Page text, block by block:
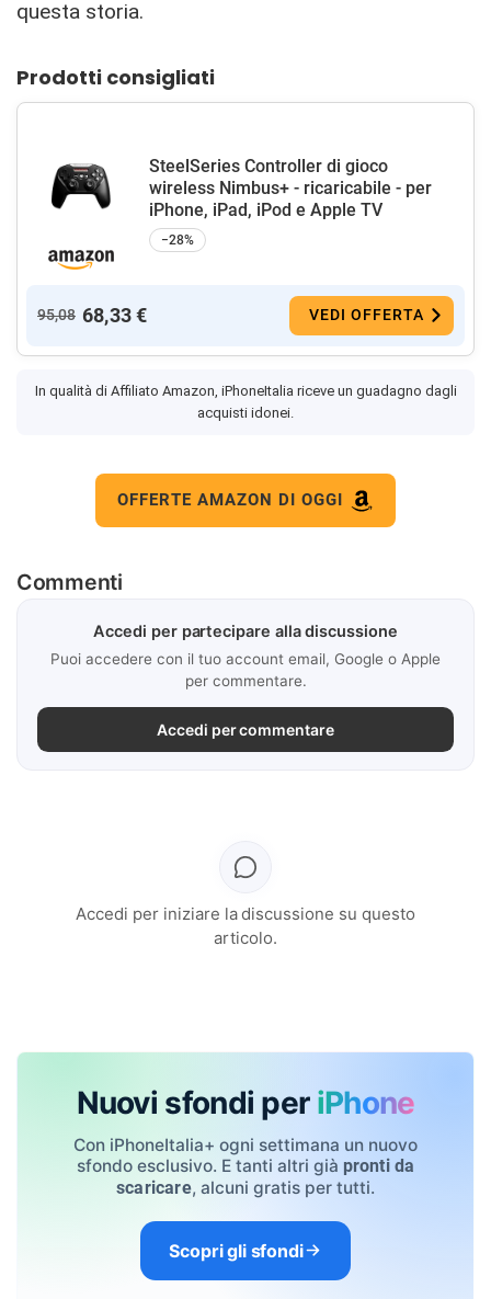
questa storia.
Prodotti consigliati
SteelSeries Controller di gioco
wireless Nimbus+ - ricaricabile - per
iPhone, iPad, iPod e Apple TV
−28%
95,08 68,33 € VEDI OFFERTA
In qualità di Affiliato Amazon, iPhoneItalia riceve un guadagno dagli
acquisti idonei.
OFFERTE AMAZON DI OGGI
Commenti
Accedi per partecipare alla discussione
Puoi accedere con il tuo account email, Google o Apple
per commentare.
Accedi per commentare
Accedi per iniziare la discussione su questo
articolo.
Nuovi sfondi per iPhone
Con iPhoneItalia+ ogni settimana un nuovo
sfondo esclusivo. E tanti altri già pronti da
scaricare, alcuni gratis per tutti.
Scopri gli sfondi